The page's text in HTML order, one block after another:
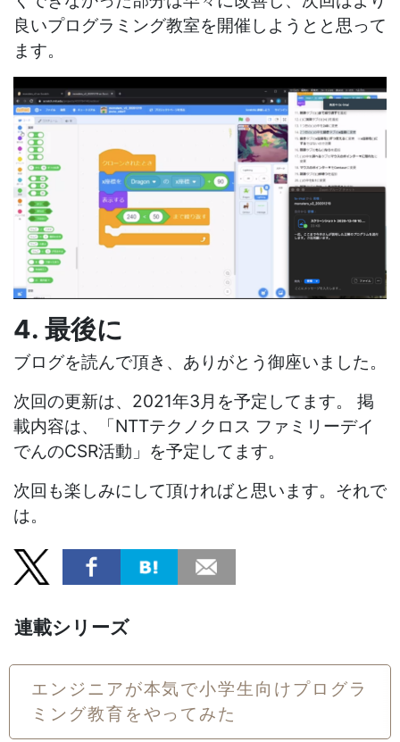
良いプログラミング教室を開催しようとと思って
ます。
4. 最後に
ブログを読んで頂き、ありがとう御座いました。
次回の更新は、2021年3月を予定してます。 掲
載内容は、「NTTテクノクロス ファミリーデイ
でんのCSR活動」を予定してます。
次回も楽しみにして頂ければと思います。それで
は。
連載シリーズ
エンジニアが本気で小学生向けプログラ
ミング教育をやってみた